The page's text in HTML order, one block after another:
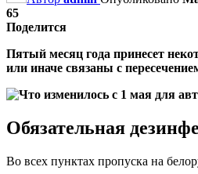
65
Поделится
Пятый месяц года принесет
или иначе связаны с
Обязательная
Во всех пунктах пропуска на